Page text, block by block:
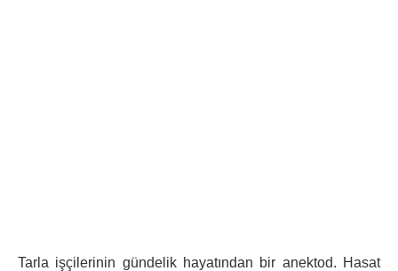
Tarla işçilerinin gündelik hayatından bir anektod. Hasat